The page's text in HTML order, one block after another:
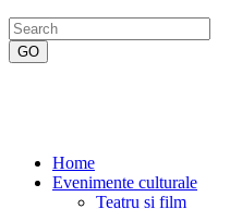
Home
Evenimente culturale
Teatru si film